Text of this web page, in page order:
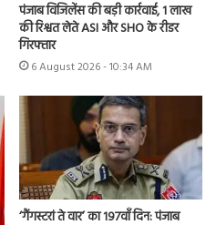
पंजाब विजिलेंस की बड़ी कार्रवाई, 1 लाख
की रिश्वत लेते ASI और SHO के रीडर
गिरफ्तार
6 August 2026 - 10:34 AM
‘गैंगस्टरां ते वार’ का 197वाँ दिन: पंजाब